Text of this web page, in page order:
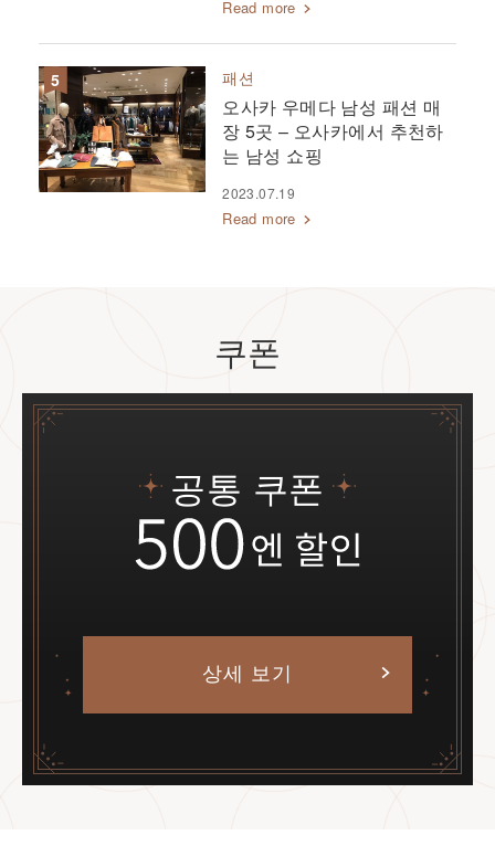
Read more
패션
오사카 우메다 남성 패션 매
장 5곳 – 오사카에서 추천하
는 남성 쇼핑
2023.07.19
Read more
쿠폰
공통 쿠폰
상세 보기